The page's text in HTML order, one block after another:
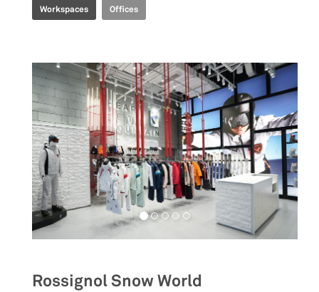
Workspaces Offices
Rossignol Snow World